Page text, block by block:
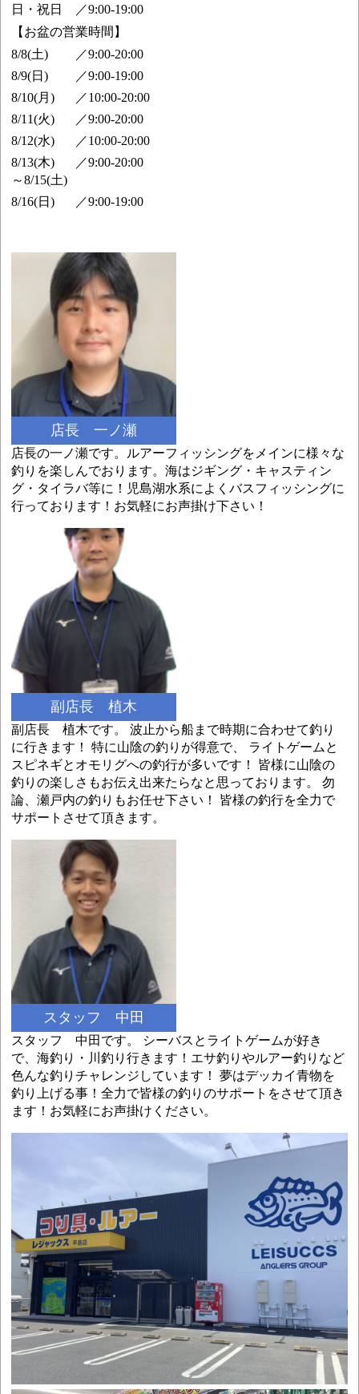
日・祝日
／9:00-19:00
【お盆の営業時間】
8/8(土)
／9:00-20:00
8/9(日)
／9:00-19:00
8/10(月)
／10:00-20:00
8/11(火)
／9:00-20:00
8/12(水)
／10:00-20:00
8/13(木)
～8/15(土)
／9:00-20:00
8/16(日) ／9:00-19:00
店長 一ノ瀬
店長の一ノ瀬です。ルアーフィッシングをメインに様々な
釣りを楽しんでおります。海はジギング・キャスティン
グ・タイラバ等に！児島湖水系によくバスフィッシングに
行っております！お気軽にお声掛け下さい！
副店長 植木
副店長 植木です。 波止から船まで時期に合わせて釣り
に行きます！ 特に山陰の釣りが得意で、 ライトゲームと
スピネギとオモリグへの釣行が多いです！ 皆様に山陰の
釣りの楽しさもお伝え出来たらなと思っております。 勿
論、瀬戸内の釣りもお任せ下さい！ 皆様の釣行を全力で
サポートさせて頂きます。
スタッフ 中田
スタッフ 中田です。 シーバスとライトゲームが好き
で、海釣り・川釣り行きます！エサ釣りやルアー釣りなど
色んな釣りチャレンジしています！ 夢はデッカイ青物を
釣り上げる事！全力で皆様の釣りのサポートをさせて頂き
ます！お気軽にお声掛けください。